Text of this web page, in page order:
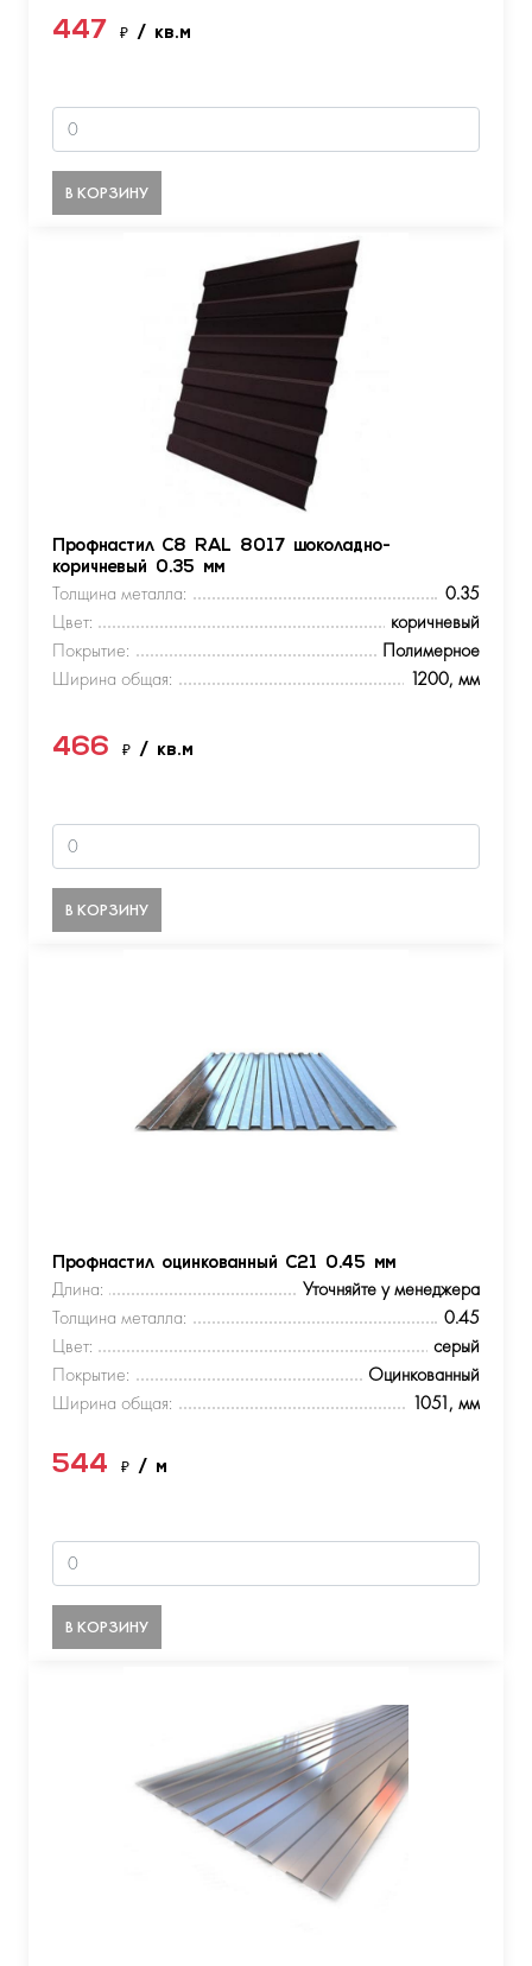
447 ₽ / кв.м
В КОРЗИНУ
Профнастил С8 RAL 8017 шоколадно-
коричневый 0.35 мм
Толщина металла:
0.35
Цвет:
коричневый
Покрытие:
Полимерное
Ширина общая:
1200, мм
466 ₽ / кв.м
В КОРЗИНУ
Профнастил оцинкованный С21 0.45 мм
Длина:
Уточняйте у менеджера
Толщина металла:
0.45
Цвет:
серый
Покрытие:
Оцинкованный
Ширина общая:
1051, мм
544 ₽ / м
В КОРЗИНУ